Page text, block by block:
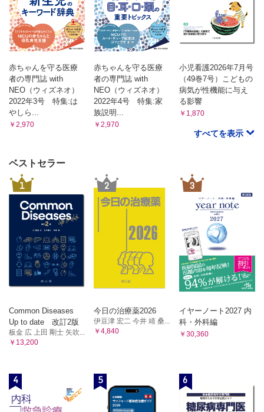
赤ちゃんを守る医療
者の専門誌 with
NEO（ウィズネオ）
2022年3号 特集:は
やしら...
￥2,970
赤ちゃんを守る医療
者の専門誌 with
NEO（ウィズネオ）
2022年4号 特集:家
族説明...
￥2,970
小児看護2026年7月号
（49巻7号）こどもの
病気が性機能に与え
る影響
￥1,870
すべてを表示
ベストセラー
1
Common Diseases
Up to date 改訂2版
板金 広 上田 剛士 矢吹...
￥13,200
2
今日の治療薬2026
伊豆津 宏二 今井 靖 桑...
￥4,840
3
イヤーノート2027 内
科・外科編
￥30,360
4 5 6